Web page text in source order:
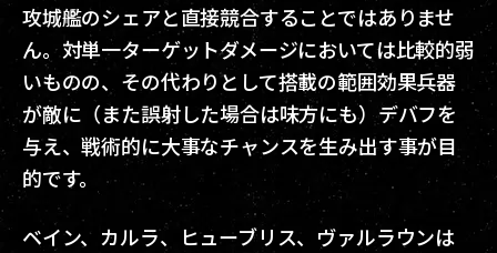
攻城艦のシェアと直接競合することではありませ
ん。対単一ターゲットダメージにおいては比較的弱
いものの、その代わりとして搭載の範囲効果兵器
が敵に（また誤射した場合は味方にも）デバフを
与え、戦術的に大事なチャンスを生み出す事が目
的です。
ベイン、カルラ、ヒューブリス、ヴァルラウンは